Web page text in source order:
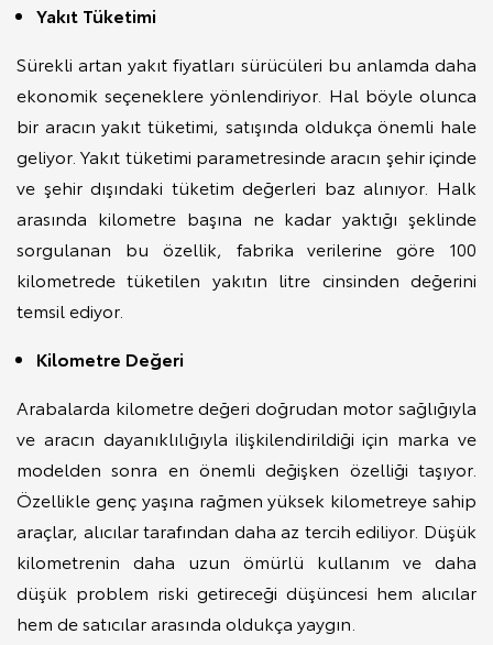
Yakıt Tüketimi
Sürekli artan yakıt fiyatları sürücüleri bu anlamda daha
ekonomik seçeneklere yönlendiriyor. Hal böyle olunca
bir aracın yakıt tüketimi, satışında oldukça önemli hale
geliyor. Yakıt tüketimi parametresinde aracın şehir içinde
ve şehir dışındaki tüketim değerleri baz alınıyor. Halk
arasında kilometre başına ne kadar yaktığı şeklinde
sorgulanan bu özellik, fabrika verilerine göre 100
kilometrede tüketilen yakıtın litre cinsinden değerini
temsil ediyor.
Kilometre Değeri
Arabalarda kilometre değeri doğrudan motor sağlığıyla
ve aracın dayanıklılığıyla ilişkilendirildiği için marka ve
modelden sonra en önemli değişken özelliği taşıyor.
Özellikle genç yaşına rağmen yüksek kilometreye sahip
araçlar, alıcılar tarafından daha az tercih ediliyor. Düşük
kilometrenin daha uzun ömürlü kullanım ve daha
düşük problem riski getireceği düşüncesi hem alıcılar
hem de satıcılar arasında oldukça yaygın.